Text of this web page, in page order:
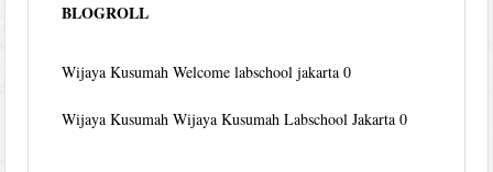
BLOGROLL
Wijaya Kusumah Welcome labschool jakarta 0
Wijaya Kusumah Wijaya Kusumah Labschool Jakarta 0